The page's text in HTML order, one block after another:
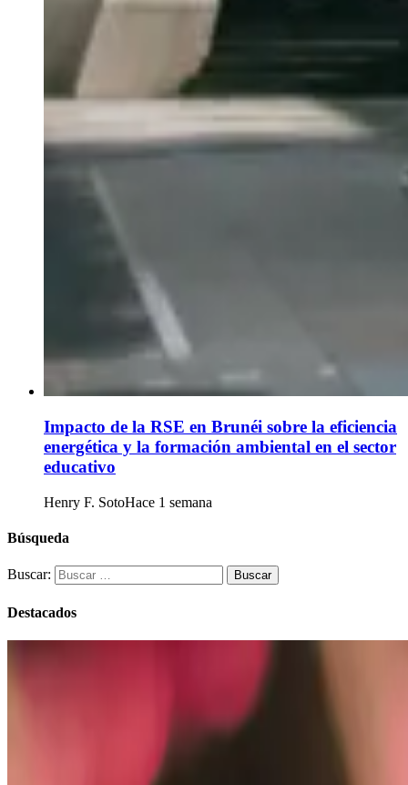
Impacto de la RSE en Brunéi sobre la eficiencia
energética y la formación ambiental en el sector
educativo
Henry F. SotoHace 1 semana
Búsqueda
Buscar:
Destacados